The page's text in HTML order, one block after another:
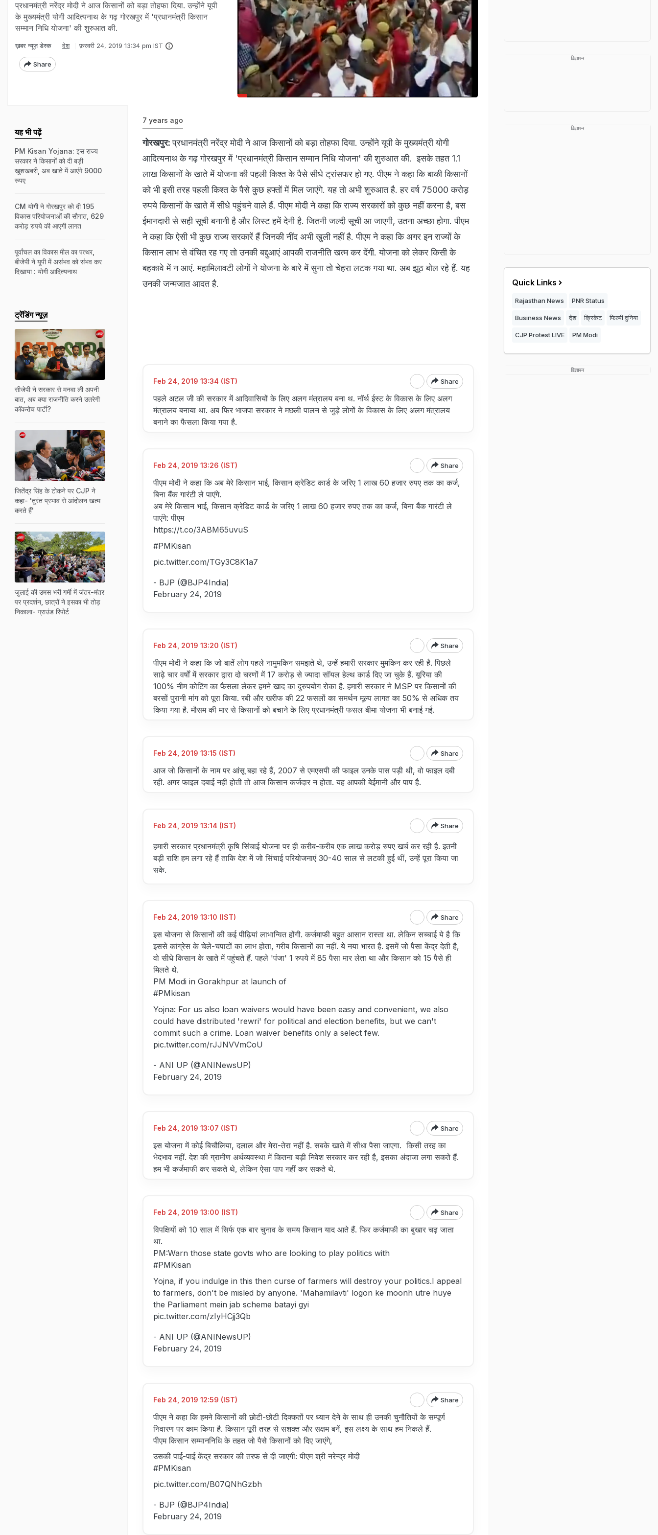
प्रधानमंत्री नरेंद्र मोदी ने आज किसानों को बड़ा तोहफा दिया. उन्होंने यूपी
के मुख्यमंत्री योगी आदित्यनाथ के गढ़ गोरखपुर में 'प्रधानमंत्री किसान
सम्मान निधि योजना' की शुरुआत की.
ख़बर न्यूज़ डेस्क देश फ़रवरी 24, 2019 13:34 pm IST
Share
7 years ago
गोरखपुर: प्रधानमंत्री नरेंद्र मोदी ने आज किसानों को बड़ा तोहफा दिया. उन्होंने यूपी के मुख्यमंत्री योगी
आदित्यनाथ के गढ़ गोरखपुर में 'प्रधानमंत्री किसान सम्मान निधि योजना' की शुरुआत की. इसके तहत 1.1
लाख किसानों के खाते में योजना की पहली किश्त के पैसे सीधे ट्रांसफर हो गए. पीएम ने कहा कि बाकी किसानों
को भी इसी तरह पहली किश्त के पैसे कुछ हफ्तों में मिल जाएंगे. यह तो अभी शुरुआत है. हर वर्ष 75000 करोड़
रुपये किसानों के खाते में सीधे पहुंचने वाले हैं. पीएम मोदी ने कहा कि राज्य सरकारों को कुछ नहीं करना है, बस
ईमानदारी से सही सूची बनानी है और लिस्ट हमें देनी है. जितनी जल्दी सूची आ जाएगी, उतना अच्छा होगा. पीएम
ने कहा कि ऐसी भी कुछ राज्य सरकारें हैं जिनकी नींद अभी खुली नहीं है. पीएम ने कहा कि अगर इन राज्यों के
किसान लाभ से वंचित रह गए तो उनकी बद्दुआएं आपकी राजनीति खत्म कर देंगी. योजना को लेकर किसी के
बहकावे में न आएं. महामिलावटी लोगों ने योजना के बारे में सुना तो चेहरा लटक गया था. अब झूठ बोल रहे हैं. यह
उनकी जन्मजात आदत है.
Feb 24, 2019 13:34 (IST) Share
पहले अटल जी की सरकार में आदिवासियों के लिए अलग मंत्रालय बना थ. नॉर्थ ईस्ट के विकास के लिए अलग
मंत्रालय बनाया था. अब फिर भाजपा सरकार ने मछली पालन से जुड़े लोगों के विकास के लिए अलग मंत्रालय
बनाने का फैसला किया गया है.
Feb 24, 2019 13:26 (IST) Share
पीएम मोदी ने कहा कि अब मेरे किसान भाई, किसान क्रेडिट कार्ड के जरिए 1 लाख 60 हजार रुपए तक का कर्ज,
बिना बैंक गारंटी ले पाएंगे.
अब मेरे किसान भाई, किसान क्रेडिट कार्ड के जरिए 1 लाख 60 हजार रुपए तक का कर्ज, बिना बैंक गारंटी ले
पाएंगे: पीएम
https://t.co/3ABM65uvuS
#PMKisan
pic.twitter.com/TGy3C8K1a7
- BJP (@BJP4India)
February 24, 2019
Feb 24, 2019 13:20 (IST) Share
पीएम मोदी ने कहा कि जो बातें लोग पहले नामुमकिन समझते थे, उन्हें हमारी सरकार मुमकिन कर रही है. पिछले
साढ़े चार वर्षों में सरकार द्वारा दो चरणों में 17 करोड़ से ज्यादा सॉयल हेल्थ कार्ड दिए जा चुके हैं. यूरिया की
100% नीम कोटिंग का फैसला लेकर हमने खाद का दुरुपयोग रोका है. हमारी सरकार ने MSP पर किसानों की
बरसों पुरानी मांग को पूरा किया. रबी और खरीफ की 22 फसलों का समर्थन मूल्य लागत का 50% से अधिक तय
किया गया है. मौसम की मार से किसानों को बचाने के लिए प्रधानमंत्री फसल बीमा योजना भी बनाई गई.
Feb 24, 2019 13:15 (IST) Share
आज जो किसानों के नाम पर आंसू बहा रहे हैं, 2007 से एमएसपी की फाइल उनके पास पड़ी थी, वो फाइल दबी
रही. अगर फाइल दबाई नहीं होती तो आज किसान कर्जदार न होता. यह आपकी बेईमानी और पाप है.
Feb 24, 2019 13:14 (IST) Share
हमारी सरकार प्रधानमंत्री कृषि सिंचाई योजना पर ही करीब-करीब एक लाख करोड़ रुपए खर्च कर रही है. इतनी
बड़ी राशि हम लगा रहे हैं ताकि देश में जो सिंचाई परियोजनाएं 30-40 साल से लटकी हुई थीं, उन्हें पूरा किया जा
सके.
Feb 24, 2019 13:10 (IST) Share
इस योजना से किसानों की कई पीढ़ियां लाभान्वित होंगी. कर्जमाफी बहुत आसान रास्ता था. लेकिन सच्चाई ये है कि
इससे कांग्रेस के चेले-चपाटों का लाभ होता, गरीब किसानों का नहीं. ये नया भारत है. इसमें जो पैसा केंद्र देती है,
वो सीधे किसान के खाते में पहुंचते हैं. पहले 'पंजा' 1 रुपये में 85 पैसा मार लेता था और किसान को 15 पैसे ही
मिलते थे.
PM Modi in Gorakhpur at launch of
#PMkisan
Yojna: For us also loan waivers would have been easy and convenient, we also
could have distributed 'rewri' for political and election benefits, but we can't
commit such a crime. Loan waiver benefits only a select few.
pic.twitter.com/rJJNVVmCoU
- ANI UP (@ANINewsUP)
February 24, 2019
Feb 24, 2019 13:07 (IST) Share
इस योजना में कोई बिचौलिया, दलाल और मेरा-तेरा नहीं है. सबके खाते में सीधा पैसा जाएगा. किसी तरह का
भेदभाव नहीं. देश की ग्रामीण अर्थव्यवस्था में कितना बड़ी निवेश सरकार कर रही है, इसका अंदाजा लगा सकते हैं.
हम भी कर्जमाफी कर सकते थे, लेकिन ऐसा पाप नहीं कर सकते थे.
Feb 24, 2019 13:00 (IST) Share
विपक्षियों को 10 साल में सिर्फ एक बार चुनाव के समय किसान याद आते हैं. फिर कर्जमाफी का बुखार चढ़ जाता
था.
PM:Warn those state govts who are looking to play politics with
#PMKisan
Yojna, if you indulge in this then curse of farmers will destroy your politics.I appeal
to farmers, don't be misled by anyone. 'Mahamilavti' logon ke moonh utre huye
the Parliament mein jab scheme batayi gyi
pic.twitter.com/zIyHCjj3Qb
- ANI UP (@ANINewsUP)
February 24, 2019
Feb 24, 2019 12:59 (IST) Share
पीएम ने कहा कि हमने किसानों की छोटी-छोटी दिक्कतों पर ध्यान देने के साथ ही उनकी चुनौतियों के सम्पूर्ण
निवारण पर काम किया है. किसान पूरी तरह से सशक्त और सक्षम बनें, इस लक्ष्य के साथ हम निकले हैं.
पीएम किसान सम्माननिधि के तहत जो पैसे किसानों को दिए जाएंगे,
उसकी पाई-पाई केंद्र सरकार की तरफ से दी जाएगी: पीएम श्री नरेन्द्र मोदी
#PMKisan
pic.twitter.com/B07QNhGzbh
- BJP (@BJP4India)
February 24, 2019
यह भी पढ़ें
PM Kisan Yojana: इस राज्य
सरकार ने किसानों को दी बड़ी
खुशखबरी, अब खाते में आएंगे 9000
रुपए
CM योगी ने गोरखपुर को दी 195
विकास परियोजनाओं की सौगात, 629
करोड़ रुपये की आएगी लागत
पूर्वांचल का विकास मील का पत्थर,
बीजेपी ने यूपी में असंभव को संभव कर
दिखाया : योगी आदित्यनाथ
ट्रेंडिंग न्यूज़
सीजेपी ने सरकार से मनवा ली अपनी
बात, अब क्या राजनीति करने उतरेगी
कॉकरोच पार्टी?
जितेंद्र सिंह के टोकने पर CJP ने
कहा- 'तुरंत प्रभाव से आंदोलन खत्म
करते हैं'
जुलाई की उमस भरी गर्मी में जंतर-मंतर
पर प्रदर्शन, छात्रों ने इसका भी तोड़
निकाला- ग्राउंड रिपोर्ट
विज्ञापन
विज्ञापन
Quick Links
Rajasthan News PNR Status
Business News देश क्रिकेट फिल्मी दुनिया
CJP Protest LIVE PM Modi
विज्ञापन